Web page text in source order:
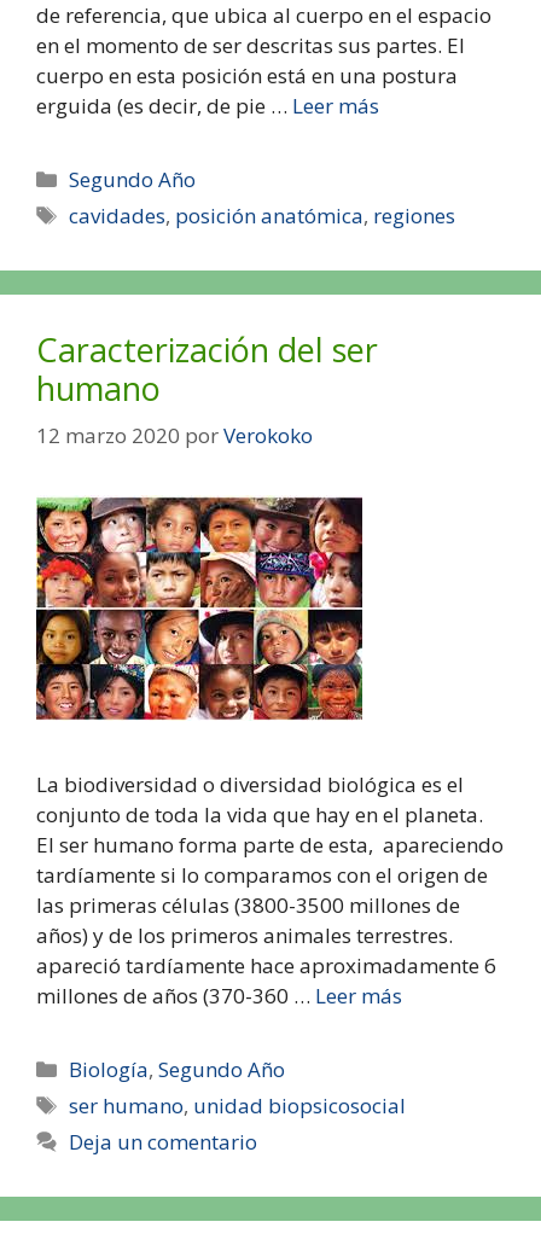
de referencia, que ubica al cuerpo en el espacio
en el momento de ser descritas sus partes. El
cuerpo en esta posición está en una postura
erguida (es decir, de pie … Leer más
Segundo Año
cavidades, posición anatómica, regiones
Caracterización del ser
humano
12 marzo 2020 porVerokoko
La biodiversidad o diversidad biológica es el
conjunto de toda la vida que hay en el planeta.
El ser humano forma parte de esta, apareciendo
tardíamente si lo comparamos con el origen de
las primeras células (3800-3500 millones de
años) y de los primeros animales terrestres.
apareció tardíamente hace aproximadamente 6
millones de años (370-360 … Leer más
Biología,Segundo Año
ser humano, unidad biopsicosocial
Deja un comentario